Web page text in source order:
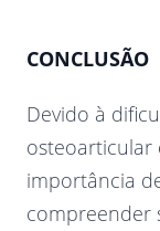
CONCLUSÃO
Devido à
osteoarticular
importância
compreender